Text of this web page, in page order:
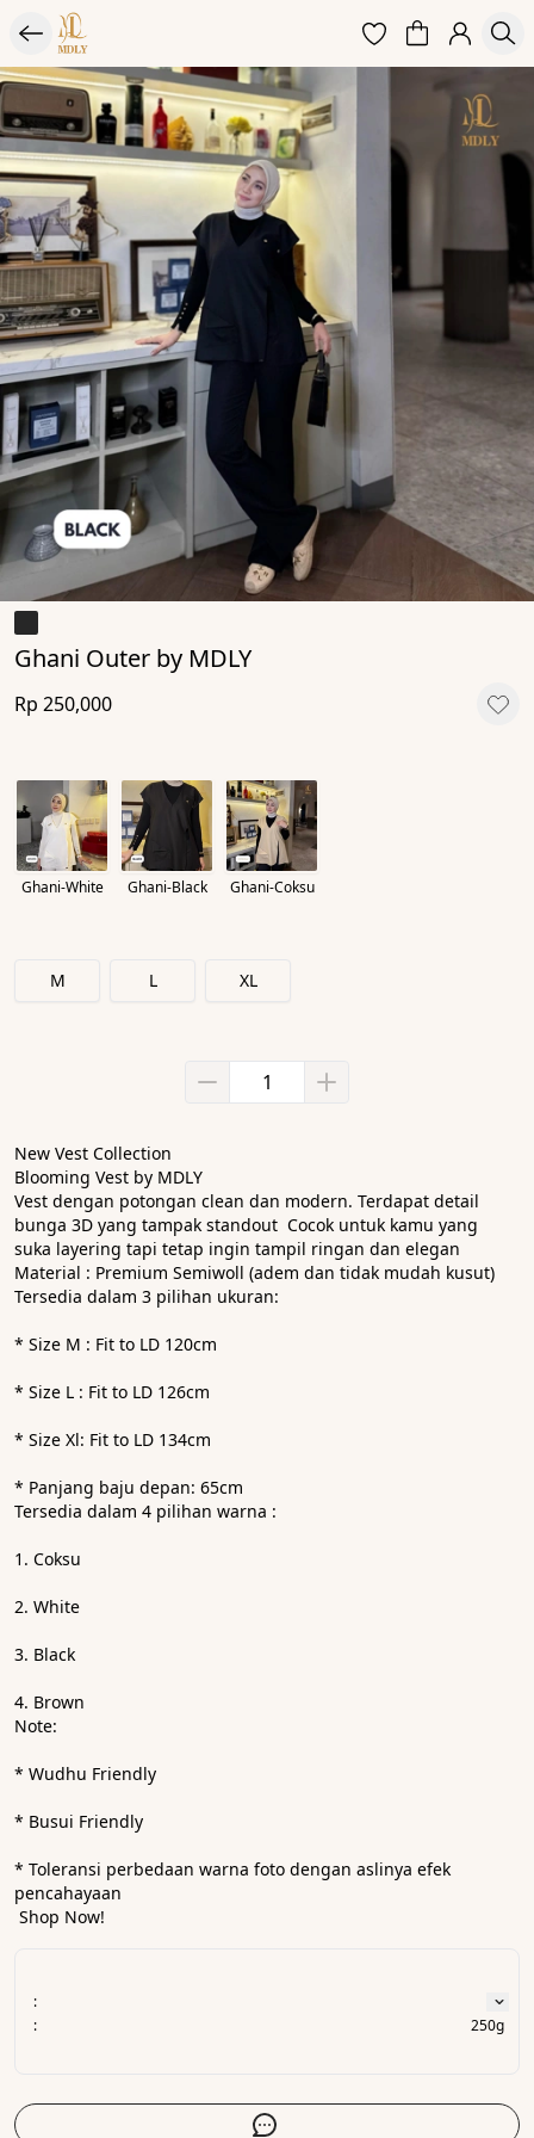
Ghani Outer by MDLY
Rp 250,000
Ghani-White Ghani-Black Ghani-Coksu
M L XL
New Vest Collection
Blooming Vest by MDLY
Vest dengan potongan clean dan modern. Terdapat detail
bunga 3D yang tampak standout  Cocok untuk kamu yang
suka layering tapi tetap ingin tampil ringan dan elegan
Material : Premium Semiwoll (adem dan tidak mudah kusut)
Tersedia dalam 3 pilihan ukuran:
* Size M : Fit to LD 120cm
* Size L : Fit to LD 126cm
* Size Xl: Fit to LD 134cm
* Panjang baju depan: 65cm
Tersedia dalam 4 pilihan warna :
1. Coksu
2. White
3. Black
4. Brown
Note:
* Wudhu Friendly
* Busui Friendly
* ⁠Toleransi perbedaan warna foto dengan aslinya efek
pencahayaan
Shop Now!
:
:
250g